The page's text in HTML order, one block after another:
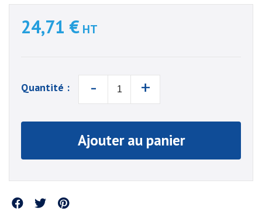
24,71 € HT
Quantité : - +
Ajouter au panier
Partager